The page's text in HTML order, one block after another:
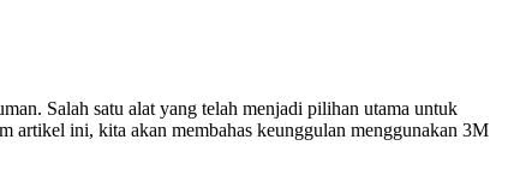
Salah satu alat yang telah menjadi pilihan utama untuk
ini, kita akan membahas keunggulan menggunakan 3M